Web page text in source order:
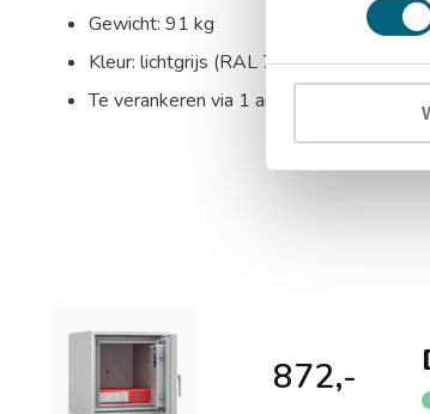
Gewicht: 91 kg
Kleur: lichtgrijs (RAL 7035)
Te verankeren via 1 ankergat in de
872,-